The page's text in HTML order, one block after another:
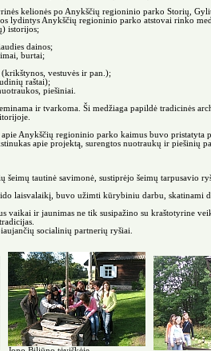
kelionės po Anykščių regioninio parko Storių,
lydintys Anykščių regioninio parko atstovai rinko
istorijos;
dainos;
burtai;
vestuvės ir pan.);
raštai);
piešiniai.
ir tvarkoma. Ši medžiaga papildė tradicinės
Anykščių regioninio parko kaimus buvo pristatyta
apie projektą, surengtos nuotraukų ir piešinių
šeimų tautinė savimonė, sustiprėjo šeimų tarpusavio
laisvalaikį, buvo užimti kūrybiniu darbu, skatinami
vaikai ir jaunimas ne tik susipažino su kraštotyrine
socialinių partnerių ryšiai.